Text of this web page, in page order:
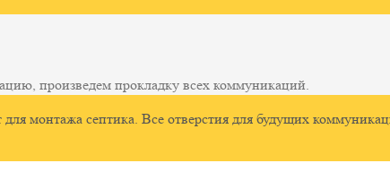
произведем прокладку всех коммуникаций.
монтажа септика. Все отверстия для будущих